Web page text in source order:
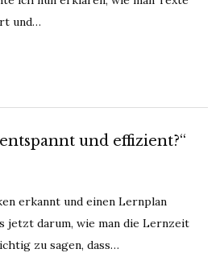
und…
und effizient?“
erkannt und einen Lernplan
jetzt darum, wie man die Lernzeit
zu sagen, dass…